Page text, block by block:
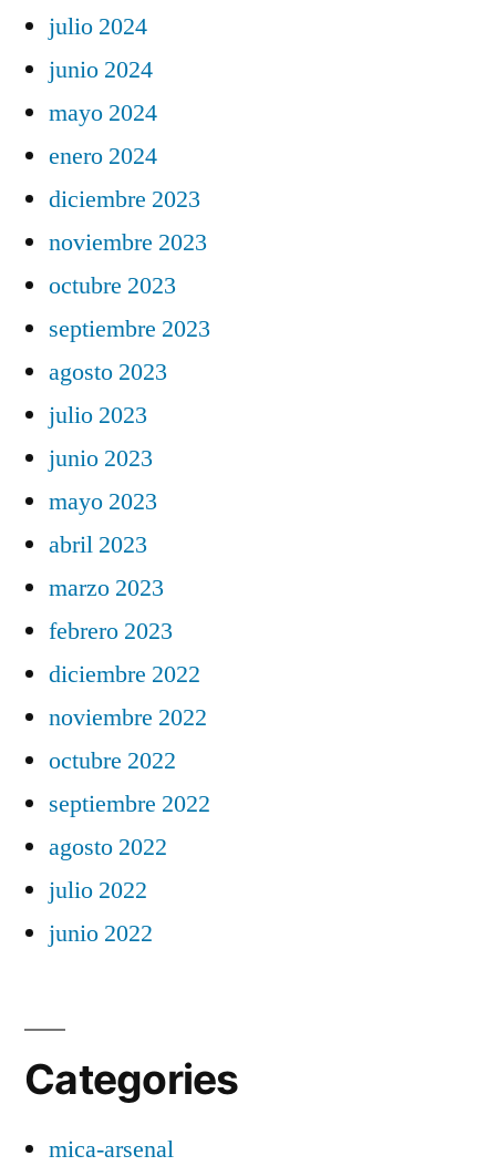
julio 2024
junio 2024
mayo 2024
enero 2024
diciembre 2023
noviembre 2023
octubre 2023
septiembre 2023
agosto 2023
julio 2023
junio 2023
mayo 2023
abril 2023
marzo 2023
febrero 2023
diciembre 2022
noviembre 2022
octubre 2022
septiembre 2022
agosto 2022
julio 2022
junio 2022
Categories
mica-arsenal